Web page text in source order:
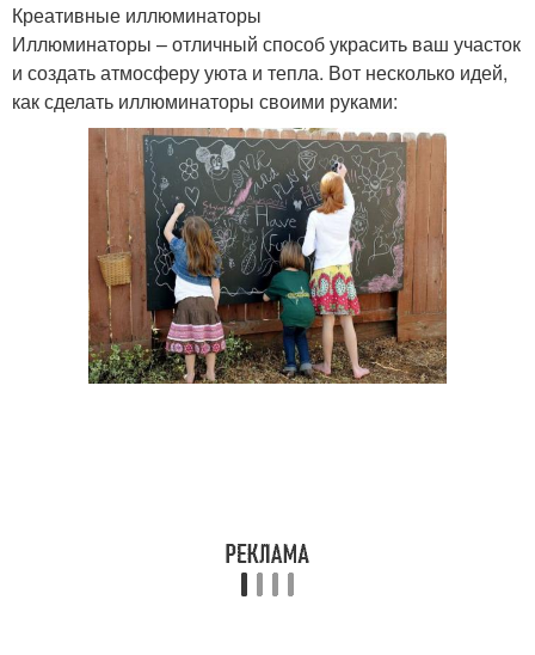
Креативные иллюминаторы
Иллюминаторы – отличный способ украсить ваш участок
и создать атмосферу уюта и тепла. Вот несколько идей,
как сделать иллюминаторы своими руками: